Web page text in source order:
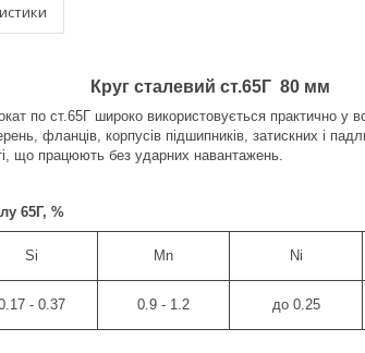
Круг сталевий ст.65Г 80 мм
по ст.65Г широко використовується практично
фланців, корпусів підшипників, затискних і
що працюють без ударних навантажень.
65Г, %
Si Mn Ni
- 0.37 0.9 - 1.2 до 0.25